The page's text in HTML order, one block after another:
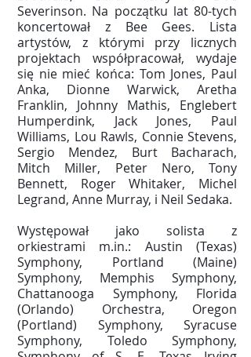
Severinson. Na początku lat 80-tych
koncertował z Bee Gees. Lista
artystów, z którymi przy licznych
projektach współpracował, wydaje
się nie mieć końca: Tom Jones, Paul
Anka, Dionne Warwick, Aretha
Franklin, Johnny Mathis, Englebert
Humperdink, Jack Jones, Paul
Williams, Lou Rawls, Connie Stevens,
Sergio Mendez, Burt Bacharach,
Mitch Miller, Peter Nero, Tony
Bennett, Roger Whitaker, Michel
Legrand, Anne Murray, i Neil Sedaka.
Występował jako solista z
orkiestrami m.in.:​ Austin (Texas)
Symphony, Portland (Maine)
Symphony, Memphis Symphony,
Chattanooga Symphony, Florida
(Orlando) Orchestra, Oregon
(Portland) Symphony, Syracuse
Symphony, Toledo Symphony,